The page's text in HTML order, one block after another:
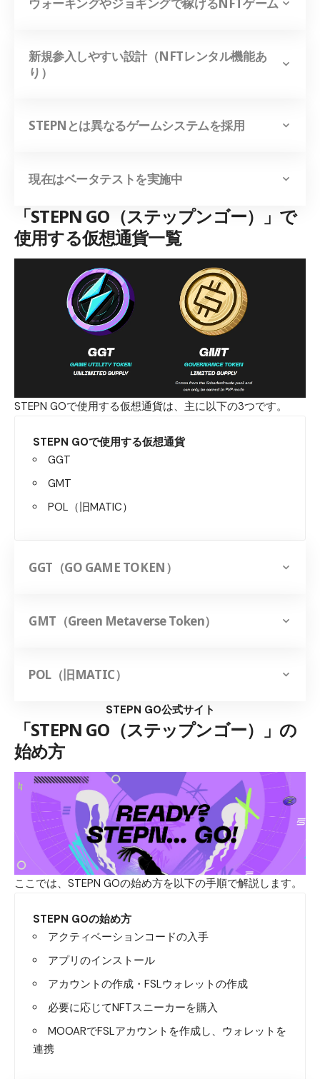
新規参入しやすい設計（NFTレンタル機能あ
り）
STEPNとは異なるゲームシステムを採用
現在はベータテストを実施中
「STEPN GO（ステップンゴー）」で
使用する仮想通貨一覧
STEPN GOで使用する仮想通貨は、主に以下の3つです。
STEPN GOで使用する仮想通貨
GGT
GMT
POL（旧MATIC）
GGT（GO GAME TOKEN）
GMT（Green Metaverse Token）
POL（旧MATIC）
STEPN GO公式サイト
「STEPN GO（ステップンゴー）」の
始め方
ここでは、STEPN GOの始め方を以下の手順で解説します。
STEPN GOの始め方
アクティベーションコードの入手
アプリのインストール
アカウントの作成・FSLウォレットの作成
必要に応じてNFTスニーカーを購入
MOOARでFSLアカウントを作成し、ウォレットを
連携